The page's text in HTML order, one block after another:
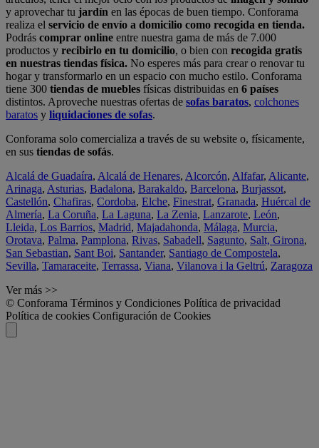
y aprovechar tu jardín en las épocas de buen tiempo. Conforama
realiza el servicio de envío a domicilio como recogida en tienda.
Podrás comprar online entre nuestra gama de más de 7.000
productos y recibirlo en tu domicilio, o bien con recogida gratis
en nuestras tiendas física. No esperes más para crear o renovar tu
hogar y transformarlo en un espacio con mucho estilo. Conforama
tiene 300 tiendas de muebles físicas distribuidas en 6 países
distintos. Aproveche nuestras ofertas de sofas baratos, colchones
baratos y liquidaciones de sofas.
Conforama solo comercializa a través de su website o, físicamente,
en sus tiendas de sofás.
Alcalá de Guadaíra, Alcalá de Henares, Alcorcón, Alfafar, Alicante,
Arinaga, Asturias, Badalona, Barakaldo, Barcelona, Burjassot,
Castellón, Chafiras, Cordoba, Elche, Finestrat, Granada, Huércal de
Almería, La Coruña, La Laguna, La Zenia, Lanzarote, León,
Lleida, Los Barrios, Madrid, Majadahonda, Málaga, Murcia,
Orotava, Palma, Pamplona, Rivas, Sabadell, Sagunto, Salt, Girona,
San Sebastian, Sant Boi, Santander, Santiago de Compostela,
Sevilla, Tamaraceite, Terrassa, Viana, Vilanova i la Geltrú, Zaragoza
Ver más >>
© Conforama Términos y Condiciones Política de privacidad
Política de cookies Configuración de Cookies